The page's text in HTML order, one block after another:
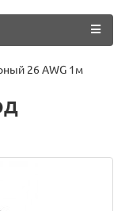
26 AWG 1м